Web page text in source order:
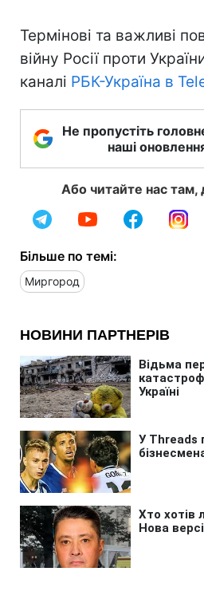
Термінові та важливі
війну Росії проти
каналі РБК-Україна в
Не пропустіть
наші
Або читайте нас там,
Більше по темі:
Миргород